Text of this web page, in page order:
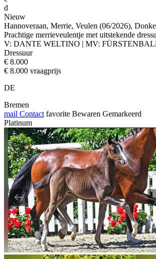
d
Nieuw
Hannoveraan, Merrie, Veulen (06/2026),
Prachtige merrieveulentje met uitstekende
V: DANTE WELTINO | MV:
Dressuur
€ 8.000
€ 8.000 vraagprijs
DE
Bremen
mail Contact favorite Bewaren Gemarkeerd
Platinum